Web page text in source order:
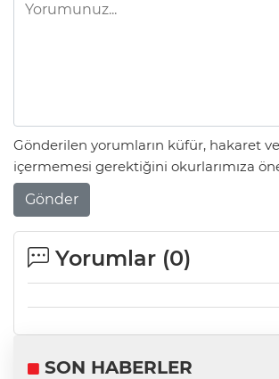
Gönderilen yorumların küfür, hakaret
içermemesi gerektiğini okurlarımıza
Gönder
Yorumlar (0)
SON HABERLER